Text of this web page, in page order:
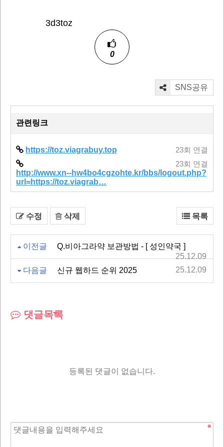
3d3toz
0
SNS공유
관련링크
https://toz.viagrabuy.top 23회 연결
http://www.xn--hw4bo4cgzohte.kr/bbs/logout.php?
url=https://toz.viagrab…
23회 연결
수정 삭제 목록
이전글
Q.비아그라약 보관방법 - [ 성인약국 ]
25.12.09
다음글
신규 웹하드 순위 2025 25.12.09
댓글목록
등록된 댓글이 없습니다.